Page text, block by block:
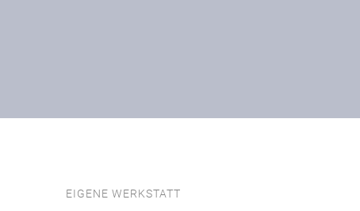
EIGENE WERKSTATT